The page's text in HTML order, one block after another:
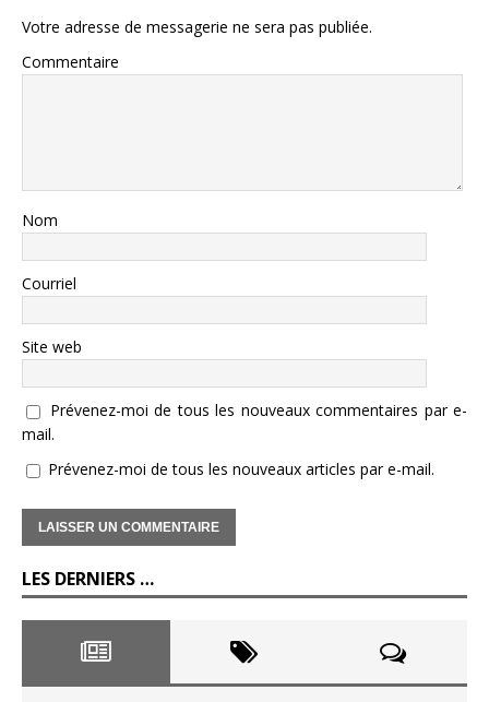
Votre adresse de messagerie ne sera pas publiée.
Commentaire
Nom
Courriel
Site web
Prévenez-moi de tous les nouveaux commentaires par e-
mail.
Prévenez-moi de tous les nouveaux articles par e-mail.
LES DERNIERS …